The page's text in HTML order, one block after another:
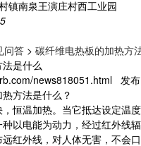
镇南泉王演庄村西工业园
问答 > 碳纤维电热板的加热方
是什么
news818051.html 发
热方法是什么？
温加热。当它抵达设定温
电能为动力，经过红外线辐
外线，对人体无害，不会口